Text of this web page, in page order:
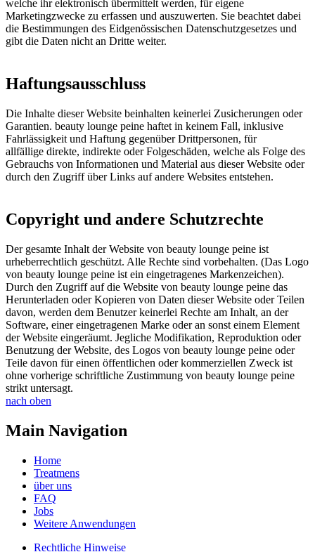
welche ihr elektronisch übermittelt werden, für eigene
Marketingzwecke zu erfassen und auszuwerten. Sie beachtet dabei
die Bestimmungen des Eidgenössischen Datenschutzgesetzes und
gibt die Daten nicht an Dritte weiter.
Haftungsausschluss
Die Inhalte dieser Website beinhalten keinerlei Zusicherungen oder
Garantien. beauty lounge peine haftet in keinem Fall, inklusive
Fahrlässigkeit und Haftung gegenüber Drittpersonen, für
allfällige direkte, indirekte oder Folgeschäden, welche als Folge des
Gebrauchs von Informationen und Material aus dieser Website oder
durch den Zugriff über Links auf andere Websites entstehen.
Copyright und andere Schutzrechte
Der gesamte Inhalt der Website von beauty lounge peine ist
urheberrechtlich geschützt. Alle Rechte sind vorbehalten. (Das Logo
von beauty lounge peine ist ein eingetragenes Markenzeichen).
Durch den Zugriff auf die Website von beauty lounge peine das
Herunterladen oder Kopieren von Daten dieser Website oder Teilen
davon, werden dem Benutzer keinerlei Rechte am Inhalt, an der
Software, einer eingetragenen Marke oder an sonst einem Element
der Website eingeräumt. Jegliche Modifikation, Reproduktion oder
Benutzung der Website, des Logos von beauty lounge peine oder
Teile davon für einen öffentlichen oder kommerziellen Zweck ist
ohne vorherige schriftliche Zustimmung von beauty lounge peine
strikt untersagt.
nach oben
Main Navigation
Home
Treatmens
über uns
FAQ
Jobs
Weitere Anwendungen
Rechtliche Hinweise